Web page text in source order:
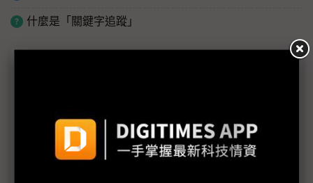
什麼是「關鍵字追蹤」
行動運算平台入口
Google首款多模態AI亮相 DeepMind CEO：我們正
站在奇點山腳